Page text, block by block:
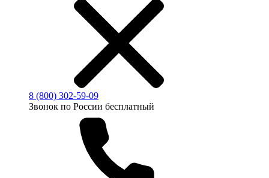
8 (800) 302-59-09
Звонок по России бесплатный